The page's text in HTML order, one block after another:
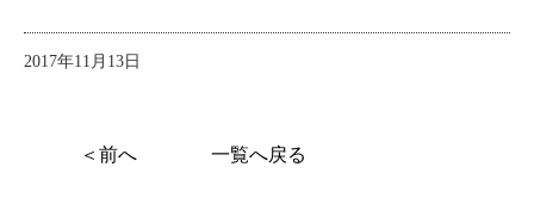
2017年11月13日
＜前へ 一覧へ戻る